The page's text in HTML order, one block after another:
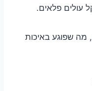
עולים פלאים.
מה שפוגע באיכות